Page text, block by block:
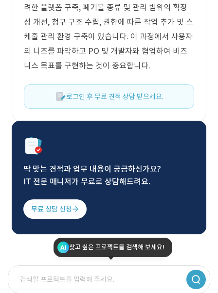
려한 플랫폼 구축, 폐기물 종류 및 관리 범위의 확장
성 개선, 청구 구조 수립, 권한에 따른 작업 추가 및 스
케줄 관리 환경 구축이 있습니다. 이 과정에서 사용자
의 니즈를 파악하고 PO 및 개발자와 협업하여 비즈
니스 목표를 구현하는 것이 중요합니다.
로그인 후 무료 견적 상담 받으세요.
딱 맞는 견적과 업무 내용이 궁금하신가요?
IT 전문 매니저가 무료로 상담해드려요.
무료 상담 신청
찾고 싶은 프로젝트를 검색해 보세요!